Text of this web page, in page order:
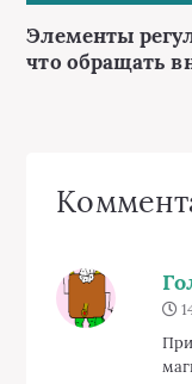
Элементы
что обращать